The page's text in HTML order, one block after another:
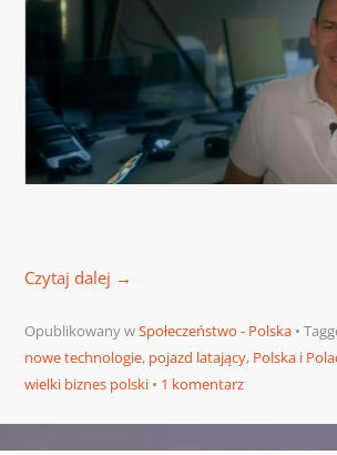
Czytaj dalej →
Opublikowany wSpołeczeństwo - Polska
nowe technologie, pojazd latający, Polska i
wielki biznes polski
1 komentarz